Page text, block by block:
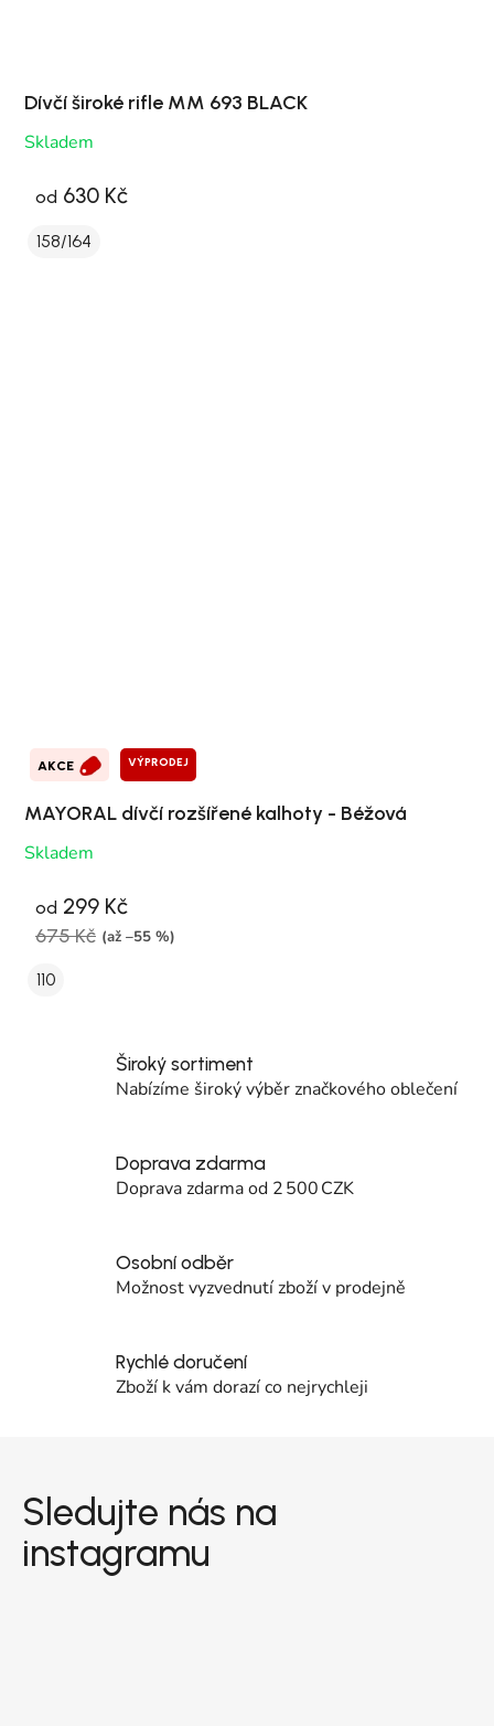
Dívčí široké rifle MM 693 BLACK
Skladem
od 630 Kč
158/164
AKCE VÝPRODEJ
MAYORAL dívčí rozšířené kalhoty - Béžová
Skladem
od 299 Kč
675 Kč (až –55 %)
110
Široký sortiment
Nabízíme široký výběr značkového oblečení
Doprava zdarma
Doprava zdarma od 2 500 CZK
Osobní odběr
Možnost vyzvednutí zboží v prodejně
Rychlé doručení
Zboží k vám dorazí co nejrychleji
Sledujte nás na
instagramu